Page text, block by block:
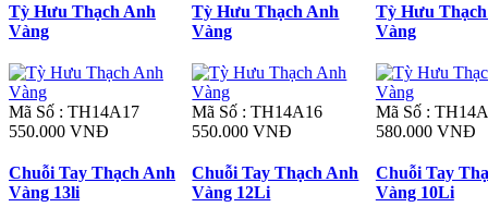
Tỳ Hưu Thạch Anh
Vàng
Mã Số : TH14A17
550.000 VNĐ
Tỳ Hưu Thạch Anh
Vàng
Mã Số : TH14A16
550.000 VNĐ
Tỳ Hưu
Vàng
Mã Số :
580.000 VNĐ
Chuỗi Tay Thạch Anh
Vàng 13li
Chuỗi Tay Thạch Anh
Vàng 12Li
Chuỗi Tay
Vàng 10Li